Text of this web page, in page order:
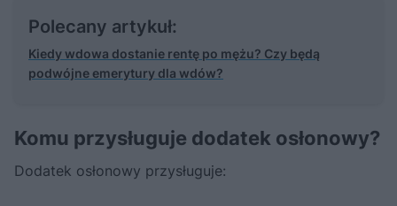
Polecany artykuł:
Kiedy wdowa dostanie rentę po mężu? Czy będą
podwójne emerytury dla wdów?
Komu przysługuje dodatek osłonowy?
Dodatek osłonowy przysługuje: